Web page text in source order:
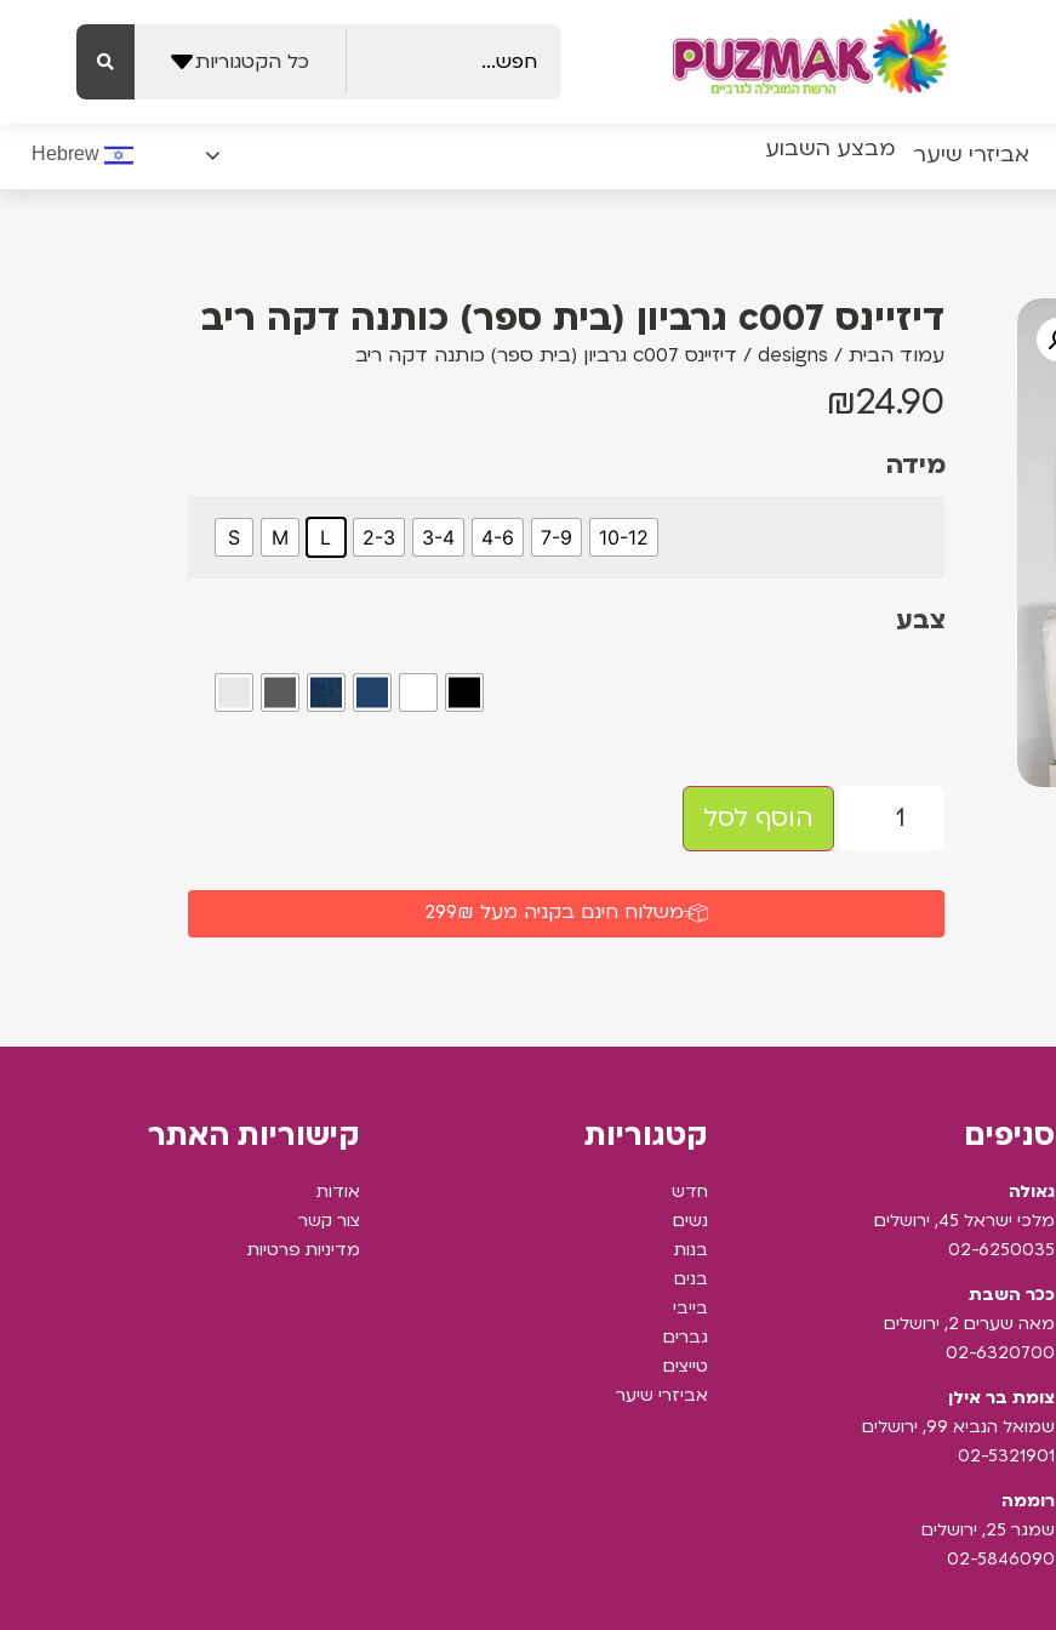
אביזרי שיער מבצע השבוע
דיזיינס c007 גרביון (בית ספר) כותנה דקה ריב
עמוד הבית /
designs / דיזיינס c007 גרביון (בית ספר) כותנה דקה ריב
₪24.90
מידה
S M L 2-3 3-4 4-6 7-9 10-12
צבע
הוסף לסל
משלוח חינם בקניה מעל 299₪
סניפים
גאולה
מלכי ישראל 45, ירושלים
02-6250035
ככר השבת
מאה שערים 2, ירושלים
02-6320700
צומת בר אילן
שמואל הנביא 99, ירושלים
02-5321901
רוממה
שמגר 25, ירושלים
02-5846090
קטגוריות
חדש
נשים
בנות
בנים
בייבי
גברים
טייצים
אביזרי שיער
קישוריות האתר
אודות
צור קשר
מדיניות פרטיות